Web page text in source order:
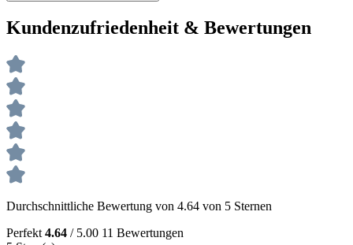
Kundenzufriedenheit & Bewertungen
Durchschnittliche Bewertung von 4.64 von 5 Sternen
Perfekt 4.64 / 5.00 11 Bewertungen